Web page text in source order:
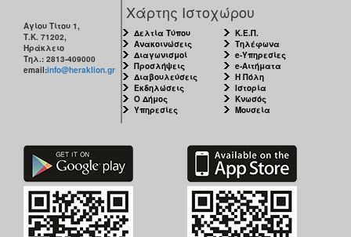
Αγίου Τίτου 1,
Τ.Κ. 71202,
Ηράκλειο
Τηλ.: 2813-409000
email:info@heraklion.gr
Χάρτης Ιστοχώρου
Δελτία Τύπου
Ανακοινώσεις
Διαγωνισμοί
Προσλήψεις
Διαβουλεύσεις
Εκδηλώσεις
Ο Δήμος
Υπηρεσίες
Κ.Ε.Π.
Τηλέφωνα
e-Υπηρεσίες
e-Αιτήματα
Η Πόλη
Ιστορία
Κνωσός
Μουσεία